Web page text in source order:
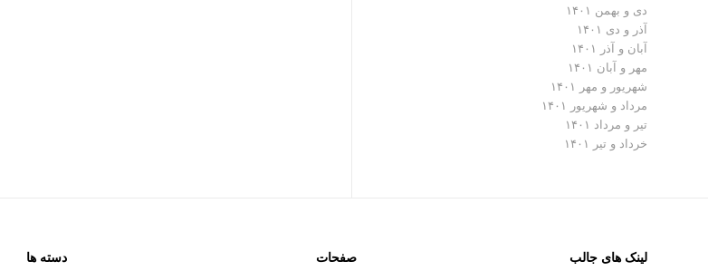
دی و بهمن ۱۴۰۱
آذر و دی ۱۴۰۱
آبان و آذر ۱۴۰۱
مهر و آبان ۱۴۰۱
شهریور و مهر ۱۴۰۱
مرداد و شهریور ۱۴۰۱
تیر و مرداد ۱۴۰۱
خرداد و تیر ۱۴۰۱
لینک های جالب صفحات دسته ها